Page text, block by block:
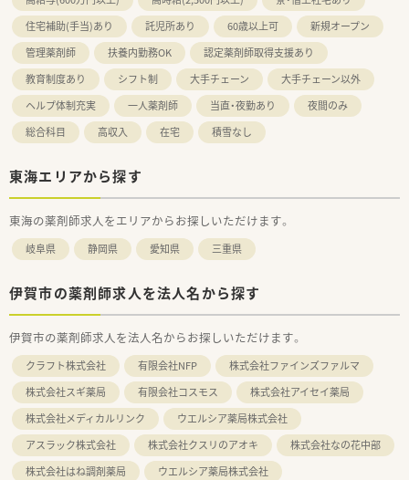
住宅補助(手当)あり
託児所あり 60歳以上可
新規オープン
管理薬剤師
扶養内勤務OK
認定薬剤師取得支援あり
教育制度あり
シフト制 大手チェーン
大手チェーン以外
ヘルプ体制充実
一人薬剤師 当直・夜勤あり
夜間のみ
総合科目
高収入 在宅 積雪なし
東海エリアから探す
東海の薬剤師求人をエリアからお探しいただけます。
岐阜県 静岡県 愛知県 三重県
伊賀市の薬剤師求人を法人名から探す
伊賀市の薬剤師求人を法人名からお探しいただけます。
クラフト株式会社 有限会社NFP
株式会社ファインズファルマ
株式会社スギ薬局
有限会社コスモス
株式会社アイセイ薬局
株式会社メディカルリンク
ウエルシア薬局株式会社
アスラック株式会社
株式会社クスリのアオキ
株式会社なの花中部
株式会社はね調剤薬局
ウエルシア薬局株式会社